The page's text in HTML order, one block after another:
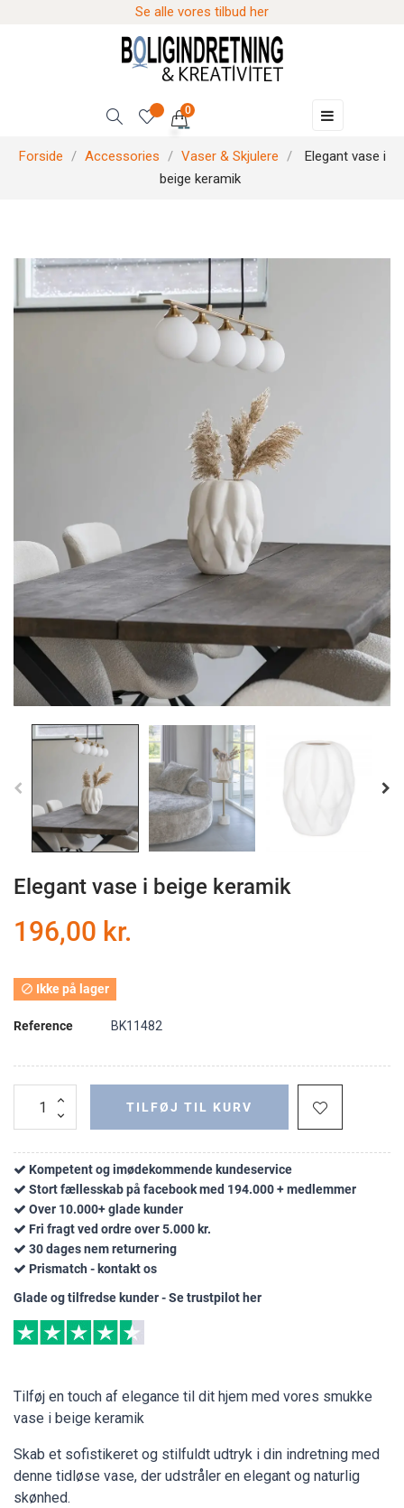
Se alle vores tilbud her
0
Skift
☰
Forside Accessories Vaser & Skjulere
Elegant vase i
beige keramik
Elegant vase i beige keramik
196,00 kr.
 Ikke på lager
Reference BK11482
TILFØJ TIL KURV
Kompetent og imødekommende kundeservice
Stort fællesskab på facebook med 194.000 + medlemmer
Over 10.000+ glade kunder
Fri fragt ved ordre over 5.000 kr.
30 dages nem returnering
Prismatch - kontakt os
Glade og tilfredse kunder - Se trustpilot her
Tilføj en touch af elegance til dit hjem med vores smukke
vase i beige keramik
Skab et sofistikeret og stilfuldt udtryk i din indretning med
denne tidløse vase, der udstråler en elegant og naturlig
skønhed.